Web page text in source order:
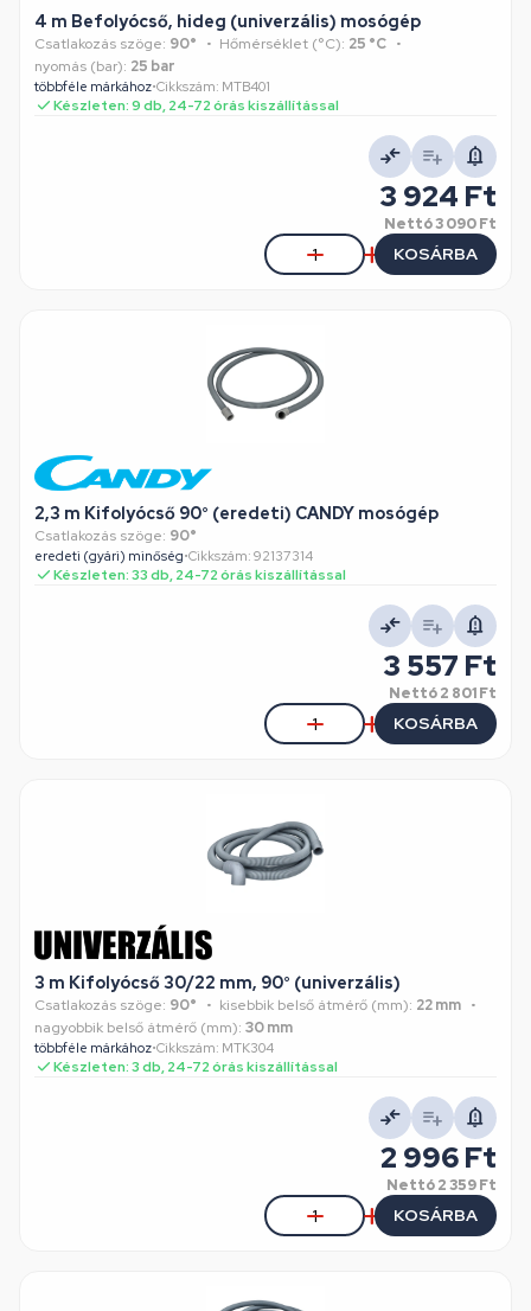
4 m Befolyócső, hideg (univerzális) mosógép
Csatlakozás szöge: 90° Hőmérséklet (°C): 25 °C
nyomás (bar): 25 bar
többféle márkához•Cikkszám: MTB401
Készleten: 9 db, 24-72 órás kiszállítással
3 924 Ft
Nettó3 090 Ft
KOSÁRBA
2,3 m Kifolyócső 90° (eredeti) CANDY mosógép
Csatlakozás szöge: 90°
eredeti (gyári) minőség•Cikkszám: 92137314
Készleten: 33 db, 24-72 órás kiszállítással
3 557 Ft
Nettó2 801 Ft
KOSÁRBA
3 m Kifolyócső 30/22 mm, 90° (univerzális)
Csatlakozás szöge: 90° kisebbik belső átmérő (mm): 22 mm
nagyobbik belső átmérő (mm): 30 mm
többféle márkához•Cikkszám: MTK304
Készleten: 3 db, 24-72 órás kiszállítással
2 996 Ft
Nettó2 359 Ft
KOSÁRBA